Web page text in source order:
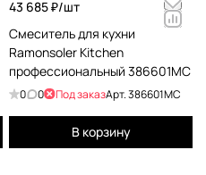
43 685 ₽/шт
Смеситель для кухни
Ramonsoler Kitchen
профессиональный 386601MC
0 0 Под заказАрт.386601MC
В корзину